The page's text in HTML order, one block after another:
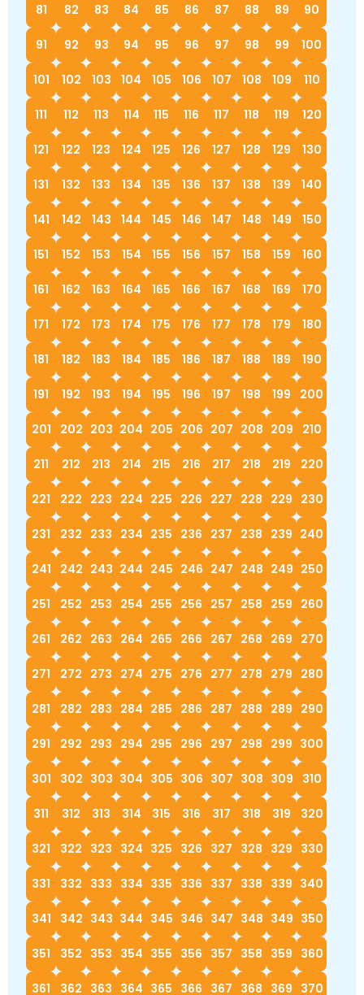
81 82 83 84 85 86 87 88 89 90
91 92 93 94 95 96 97 98 99 100
101 102 103 104 105 106 107 108 109 110
111 112 113 114 115 116 117 118 119 120
121 122 123 124 125 126 127 128 129 130
131 132 133 134 135 136 137 138 139 140
141 142 143 144 145 146 147 148 149 150
151 152 153 154 155 156 157 158 159 160
161 162 163 164 165 166 167 168 169 170
171 172 173 174 175 176 177 178 179 180
181 182 183 184 185 186 187 188 189 190
191 192 193 194 195 196 197 198 199 200
201 202 203 204 205 206 207 208 209 210
211 212 213 214 215 216 217 218 219 220
221 222 223 224 225 226 227 228 229 230
231 232 233 234 235 236 237 238 239 240
241 242 243 244 245 246 247 248 249 250
251 252 253 254 255 256 257 258 259 260
261 262 263 264 265 266 267 268 269 270
271 272 273 274 275 276 277 278 279 280
281 282 283 284 285 286 287 288 289 290
291 292 293 294 295 296 297 298 299 300
301 302 303 304 305 306 307 308 309 310
311 312 313 314 315 316 317 318 319 320
321 322 323 324 325 326 327 328 329 330
331 332 333 334 335 336 337 338 339 340
341 342 343 344 345 346 347 348 349 350
351 352 353 354 355 356 357 358 359 360
361 362 363 364 365 366 367 368 369 370